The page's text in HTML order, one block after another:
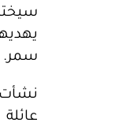
سمر.